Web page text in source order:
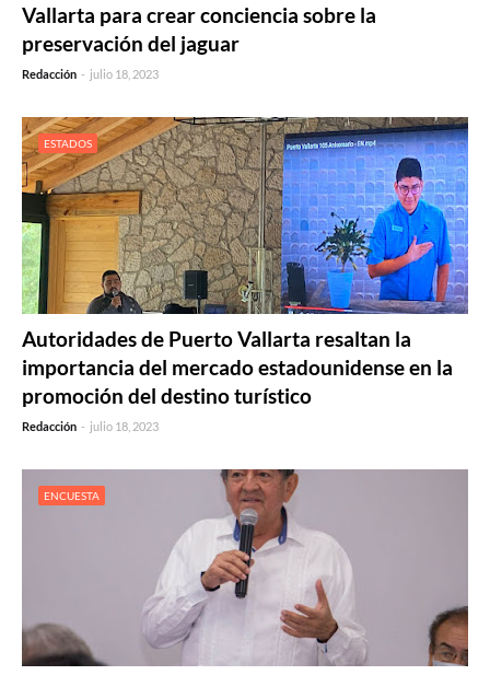
Vallarta para crear conciencia sobre la
preservación del jaguar
Redacción - julio 18, 2023
ESTADOS
Autoridades de Puerto Vallarta resaltan la
importancia del mercado estadounidense en la
promoción del destino turístico
Redacción - julio 18, 2023
ENCUESTA